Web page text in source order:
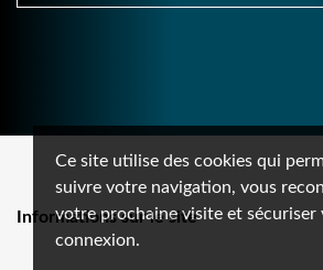
Ce site utilise des cookies qui
suivre votre navigation, vous
votre prochaine visite et sécuriser
connexion.
Informations sur le site